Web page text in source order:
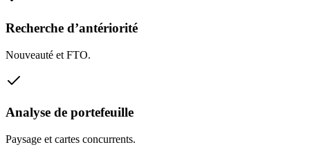
Recherche d’antériorité
Nouveauté et FTO.
Analyse de portefeuille
Paysage et cartes concurrents.